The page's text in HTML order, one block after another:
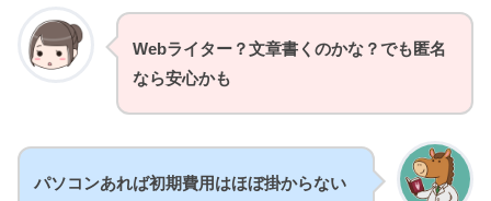
Webライター？文章書くのかな？でも匿名
なら安心かも
パソコンあれば初期費用はほぼ掛からない